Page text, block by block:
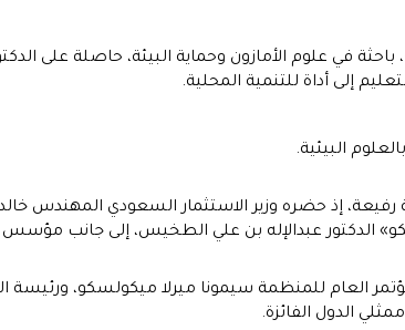
باحثة في علوم الأمازون وحماية البيئة، حاصلة على
إلى أداة للتنمية المحلية.
البيئية.
إذ حضره وزير الاستثمار السعودي المهندس
الدكتور عبدالإله بن علي الطخيس، إلى جانب مؤسس
للمنظمة سيمونا ميرلا ميكولسكو، ورئيسة
الدول الفائزة.